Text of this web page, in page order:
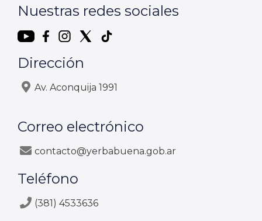
Nuestras redes sociales
Dirección
Av. Aconquija 1991
Correo electrónico
contacto@yerbabuena.gob.ar
Teléfono
(381) 4533636